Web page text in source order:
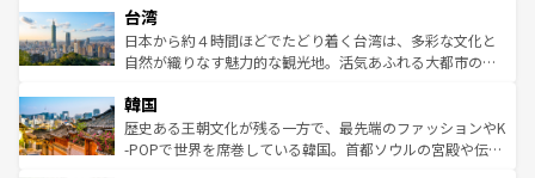
ならではの贅沢な旅のスタイルだ。 なお、新着のアメリカ
情報はコンテンツ一覧を参照してほしい。
れるおもてなしの心で訪れる人々を迎えてくれるハワイの
人々、おいしいローカルフードやハワイアンミュージッ
ク、伝統的なフラダンスなど、すべてがハワイの魅力を彩
ワイを、存分に味わってほしい。 なお、新着のハワイ情報
はコンテンツ一覧を参照してほしい。
リアリーフや大陸中央部にそびえるウルル（エアーズロッ
ク）、タスマニアの美しい原生林やケアンズの熱帯雨林な
ど、見どころがたくさん。また、カフェやワイン、オージ
いる。アクティビティも充実しており、サーフィンやダイ
ビング、ハイキングなど、アウトドア好きにはたまらな
い。オーストラリアの多彩な魅力を存分に味わいつくそ
台湾
日本から約４時間ほどでたどり着く台湾は、多彩な文化と
自然が織りなす魅力的な観光地。活気あふれる大都市の台
ン）、静ひつな山岳地帯である台湾東部など、都市の喧騒
と山間の静けさが共存しており、訪れる人に新しい発見と
驚きをもたらしてくれる。また、奥深い台湾の食文化も魅
韓国
歴史ある王朝文化が残る一方で、最先端のファッションやK
-POPで世界を席巻している韓国。首都ソウルの宮殿や伝統